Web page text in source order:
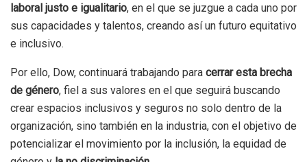
laboral justo e igualitario, en el que se juzgue a cada uno por
sus capacidades y talentos, creando así un futuro equitativo
e inclusivo.
Por ello, Dow, continuará trabajando para cerrar esta brecha
de género, fiel a sus valores en el que seguirá buscando
crear espacios inclusivos y seguros no solo dentro de la
organización, sino también en la industria, con el objetivo de
potencializar el movimiento por la inclusión, la equidad de